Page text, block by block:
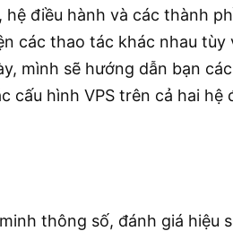
điều hành và các thành
các thao tác khác nhau tùy
mình sẽ hướng dẫn bạn
cấu hình VPS trên cả hai hệ
thông số, đánh giá hiệu